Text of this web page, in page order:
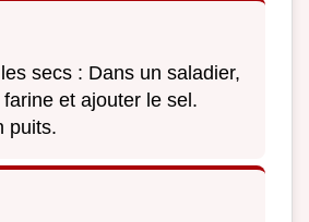
secs : Dans un saladier,
et ajouter le sel.
puits.